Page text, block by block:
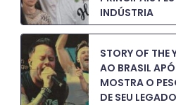
INDÚSTRIA
STORY OF THE
AO BRASIL
MOSTRA O
DE SEU LEGADO